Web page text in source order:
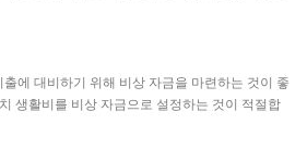
에 대비하기 위해 비상 자금을 마련하는 것이 좋
생활비를 비상 자금으로 설정하는 것이 적절합